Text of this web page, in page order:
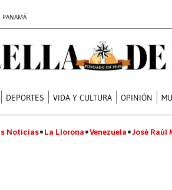
DEPORTES VIDA Y CULTURA OPINIÓN
Noticias La Llorona Venezuela José Raúl